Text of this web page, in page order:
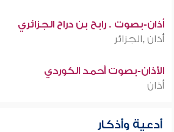
أذان-بصوت . رابح بن دراح الجزائري
أذان ,الجزائر
الأذان-بصوت أحمد الكوردي
أذان
أدعية وأذكار